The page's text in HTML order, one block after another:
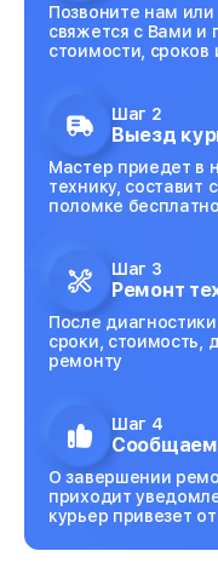
Позвоните нам или
свяжется с Вами и
стоимости, сроков
Шаг 2
Выезд
Мастер приедет в
технику, составит
поломке
Шаг 3
Ремонт
После
сроки, стоимость,
ремонту
Шаг 4
Сообщаем
О завершении
приходит
курьер привезет